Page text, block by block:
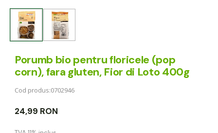
Porumb bio pentru floricele (pop
corn), fara gluten, Fior di Loto 400g
Cod produs:0702946
24,99 RON